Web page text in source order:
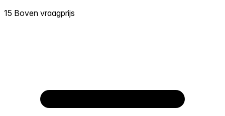
15 Boven vraagprijs